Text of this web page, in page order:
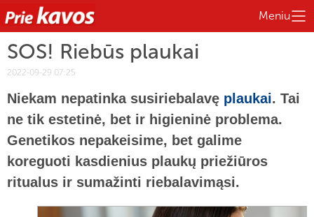
Meniu
SOS! Riebūs plaukai
2022-09-29 07:25
Niekam nepatinka susiriebalavę plaukai. Tai
ne tik estetinė, bet ir higieninė problema.
Genetikos nepakeisime, bet galime
koreguoti kasdienius plaukų priežiūros
ritualus ir sumažinti riebalavimąsi.